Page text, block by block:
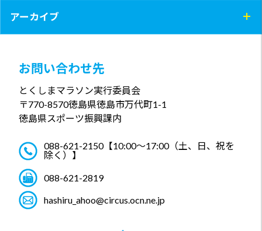
アーカイブ
お問い合わせ先
とくしまマラソン実行委員会
〒770-8570徳島県徳島市万代町1-1
徳島県スポーツ振興課内
088-621-2150【10:00～17:00（土、日、祝を
除く）】
088-621-2819
hashiru_ahoo@circus.ocn.ne.jp